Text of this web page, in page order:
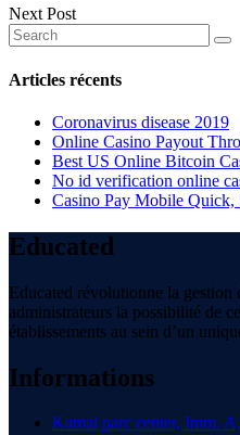
Next Post
Articles récents
Coronavirus disease 2019
Online Casino Payout
Best US Online Bitcoin
No id verification online
Casino Pay Mobile Quick,
Educated
Educated révolutionne la
administrateurs la possibilité de
établissements au sein d’un
Informations
Kamal parc center, Imm.